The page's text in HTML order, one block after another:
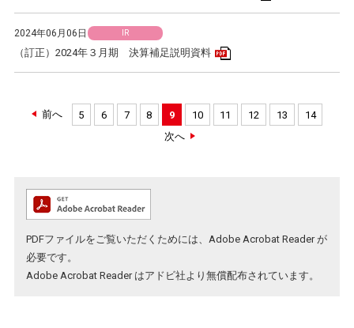
2024年06月06日 IR
（訂正）2024年３月期 決算補足説明資料
前へ 5 6 7 8 9 10 11 12 13
14
次へ
PDFファイルをご覧いただくためには、Adobe Acrobat Reader が
必要です。
Adobe Acrobat Readerはアドビ社より無償配布されています。